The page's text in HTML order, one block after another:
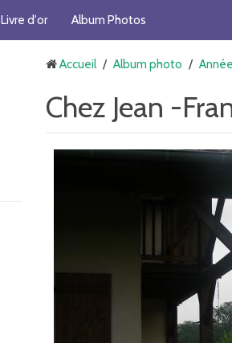
Livre d'or Album Photos
Accueil / Album photo /
Chez Jean -